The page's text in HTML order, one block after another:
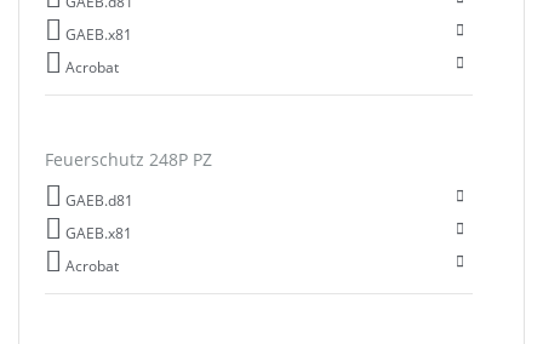
GAEB.x81
Acrobat
Feuerschutz 248P PZ
GAEB.d81
GAEB.x81
Acrobat